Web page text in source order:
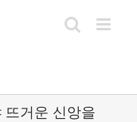
뜨거운 신앙을